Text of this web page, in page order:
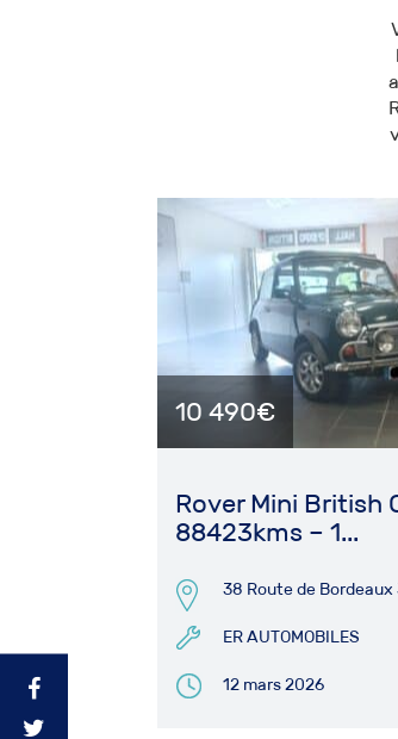
10 490€
Rover Mini British
88423kms – 1...
38 Route de Bordeaux
ER AUTOMOBILES
12 mars 2026